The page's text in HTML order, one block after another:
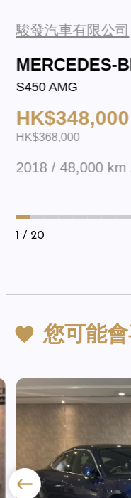
駿發汽車有限公司
MERCEDES-
S450 AMG
HK$348,000
HK$368,000
2018 / 48,000 km
1 / 20
您可能